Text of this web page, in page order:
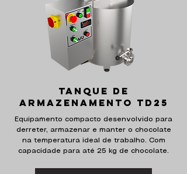
Tanque de
armazenamento td25
Equipamento compacto desenvolvido para
derreter, armazenar e manter o chocolate
na temperatura ideal de trabalho. Com
capacidade para até 25 kg de chocolate.